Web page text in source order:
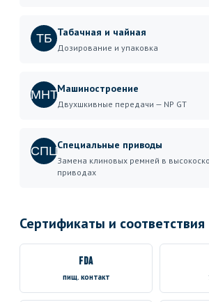
ТБ Табачная и чайная
Дозирование и упаковка
МНТМашиностроение
Двухшкивные передачи — NP GT
СПЦСпециальные приводы
Замена клиновых ремней в
приводах
Сертификаты и соответствия
FDA
пищ. контакт